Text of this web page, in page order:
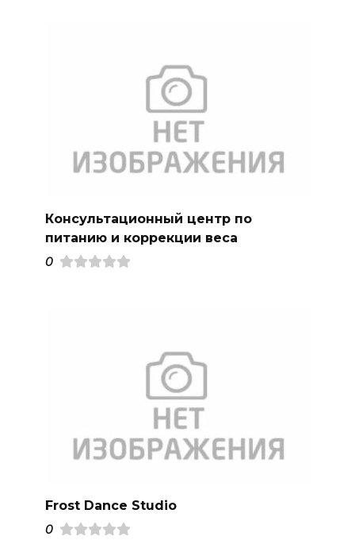
Консультационный центр по
питанию и коррекции веса
0
Frost Dance Studio
0